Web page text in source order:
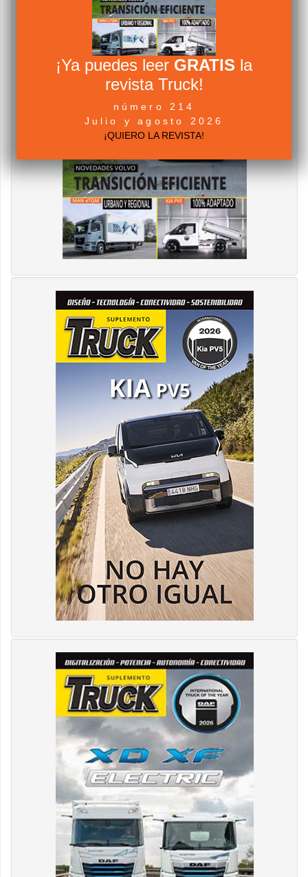
¡Ya puedes leer GRATIS la
revista Truck!
número 214
Julio y agosto 2026
¡QUIERO LA REVISTA!